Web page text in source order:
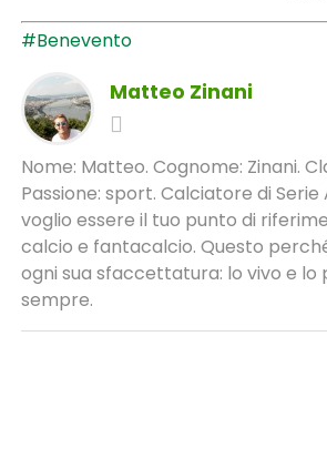
#Benevento
Matteo Zinani
Nome: Matteo. Cognome: Zinani.
Passione: sport. Calciatore di
voglio essere il tuo punto di
calcio e fantacalcio. Questo
ogni sua sfaccettatura: lo vivo e lo
sempre.